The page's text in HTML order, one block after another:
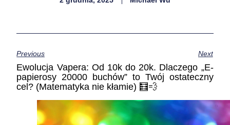
Previous Next
Ewolucja Vapera: Od 10k do 20k. Dlaczego „E-
papierosy 20000 buchów” to Twój ostateczny
cel? (Matematyka nie kłamie) 🧮💨